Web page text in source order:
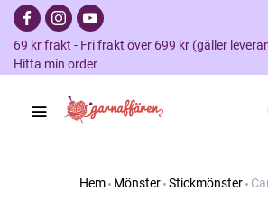
69 kr frakt - Fri frakt över 699 kr (gäller
Hitta min order
Hem Mönster Stickmönster